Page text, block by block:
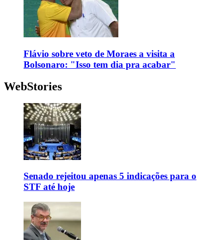
Flávio sobre veto de Moraes a visita a
Bolsonaro: "Isso tem dia pra acabar"
WebStories
Senado rejeitou apenas 5 indicações para o
STF até hoje